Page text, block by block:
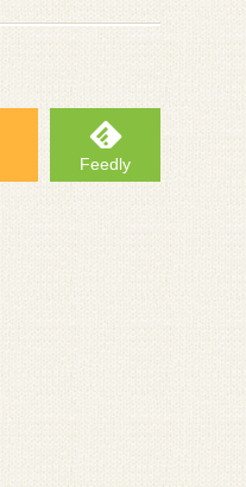
Feedly